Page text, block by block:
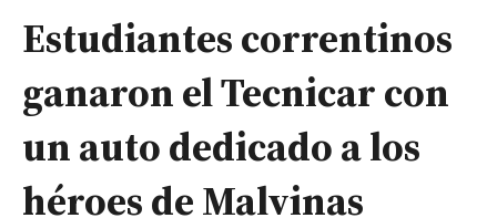
Estudiantes correntinos
ganaron el Tecnicar con
un auto dedicado a los
héroes de Malvinas